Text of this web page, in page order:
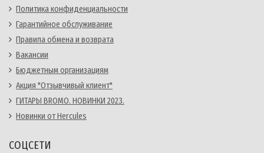
Политика конфиденциальности
Гарантийное обслуживание
Правила обмена и возврата
Вакансии
Бюджетным организациям
Акция "Отзывчивый клиент"
ГИТАРЫ BROMO. НОВИНКИ 2023.
Новинки от Hercules
СОЦСЕТИ